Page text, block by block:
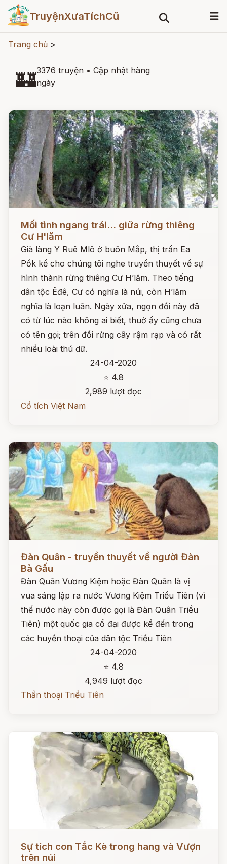
TruyệnXưaTíchCũ
Trang chủ >
🏰3376 truyện • Cập nhật hàng
ngày
Đọc ngay
Mối tình ngang trái... giữa rừng thiêng
Cư H'lăm
Già làng Y Ruê Mlô ở buôn Mắp, thị trấn Ea
Pốk kể cho chúng tôi nghe truyền thuyết về sự
hình thành rừng thiêng Cư H’lăm. Theo tiếng
dân tộc Êđê, Cư có nghĩa là núi, còn H’lăm
nghĩa là loạn luân. Ngày xửa, ngọn đồi này đã
có từ lúc nào không ai biết, thuở ấy cũng chưa
có tên gọi; trên đồi rừng cây rậm rạp và có rất
nhiều loài thú dữ.
24-04-2020
⭐ 4.8
2,989 lượt đọc
Cổ tích Việt Nam
Đàn Quân - truyền thuyết về người Đàn
Bà Gấu
Đàn Quân Vương Kiệm hoặc Đàn Quân là vị
vua sáng lập ra nước Vương Kiệm Triều Tiên (vì
thế nước này còn được gọi là Đàn Quân Triều
Tiên) một quốc gia cổ đại được kể đến trong
các huyền thoại của dân tộc Triều Tiên
24-04-2020
⭐ 4.8
4,949 lượt đọc
Thần thoại Triều Tiên
Sự tích con Tắc Kè trong hang và Vượn
trên núi